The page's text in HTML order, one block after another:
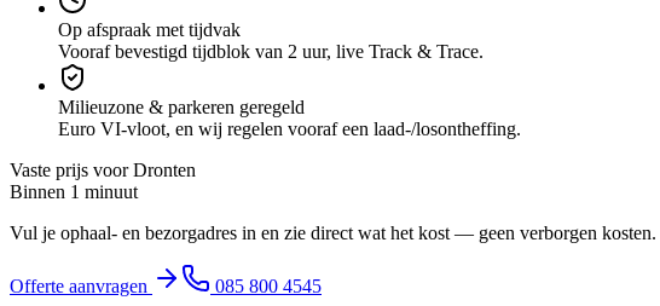
Op afspraak met tijdvak
Vooraf bevestigd tijdblok van 2 uur, live Track & Trace.
Milieuzone & parkeren geregeld
Euro VI-vloot, en wij regelen vooraf een laad-/losontheffing.
Vaste prijs voorDronten
Binnen 1 minuut
Vul je ophaal- en bezorgadres in en zie direct wat het kost — geen verborgen kosten.
Offerte aanvragen 085 800 4545